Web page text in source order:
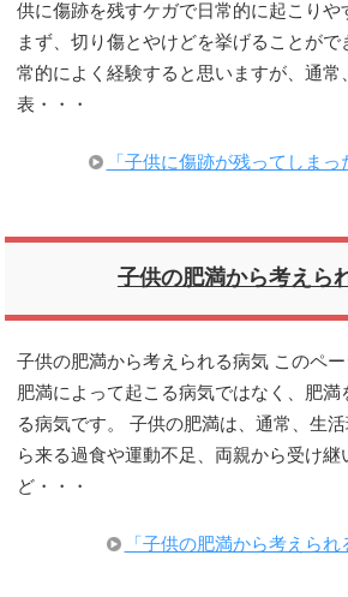
供に傷跡を残すケガで日常的に起こりや
まず、切り傷とやけどを挙げることがで
常的によく経験すると思いますが、通常
表・・・
「子供に傷跡が残ってしま
子供の肥満から考えら
子供の肥満から考えられる病気 このペー
肥満によって起こる病気ではなく、肥満
る病気です。 子供の肥満は、通常、生
ら来る過食や運動不足、両親から受け継
ど・・・
「子供の肥満から考えら